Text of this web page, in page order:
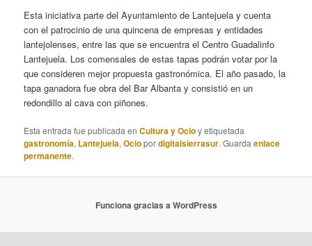
Esta iniciativa parte del Ayuntamiento de Lantejuela y cuenta
con el patrocinio de una quincena de empresas y entidades
lantejolenses, entre las que se encuentra el Centro Guadalinfo
Lantejuela. Los comensales de estas tapas podrán votar por la
que consideren mejor propuesta gastronómica. El año pasado, la
tapa ganadora fue obra del Bar Albanta y consistió en un
redondillo al cava con piñones.
Esta entrada fue publicada enCultura y Ocioy etiquetada
gastronomía, Lantejuela,Ociopordigitalsierrasur. Guardaenlace
permanente.
Funciona gracias a WordPress